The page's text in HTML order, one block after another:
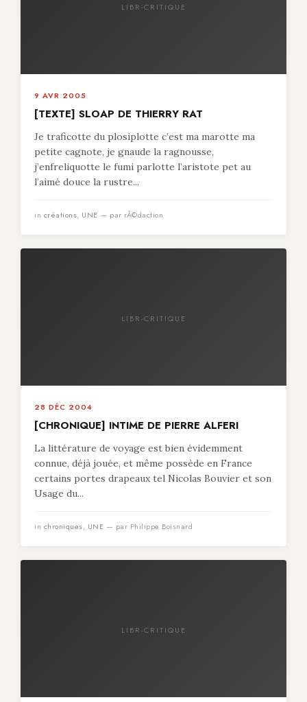
LIBR-CRITIQUE
9 AVR 2005
[TEXTE] SLOAP DE THIERRY RAT
Je traficotte du plosiplotte c’est ma marotte ma
petite cagnote, je gnaude la ragnousse,
j’enfreliquotte le fumi parlotte l’aristote pet au
l’aimé douce la rustre...
in créations, UNE — par rÃ©daction
LIBR-CRITIQUE
28 DÉC 2004
[CHRONIQUE] INTIME DE PIERRE ALFERI
La littérature de voyage est bien évidemment
connue, déjà jouée, et même possède en France
certains portes drapeaux tel Nicolas Bouvier et son
Usage du...
in chroniques, UNE — par Philippe Boisnard
LIBR-CRITIQUE